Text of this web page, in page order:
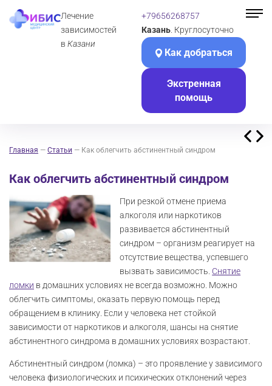
Лечение
зависимостей
в Казани
+79656268757
Казань . Круглосуточно
Как добраться
Экстренная
помощь
Главная — Статьи — Как облегчить абстинентный синдром
Как облегчить абстинентный синдром
При резкой отмене приема
алкоголя или наркотиков
развивается абстинентный
синдром – организм реагирует на
отсутствие вещества, успевшего
вызвать зависимость. Снятие
ломки в домашних условиях не всегда возможно. Можно
облегчить симптомы, оказать первую помощь перед
обращением в клинику. Если у человека нет стойкой
зависимости от наркотиков и алкоголя, шансы на снятие
абстинентного синдрома в домашних условиях возрастают.
Абстинентный синдром (ломка) – это проявление у зависимого
человека физиологических и психических отклонений через